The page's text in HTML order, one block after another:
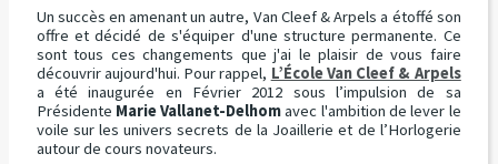
Un succès en amenant un autre, Van Cleef & Arpels a étoffé son
offre et décidé de s'équiper d'une structure permanente. Ce
sont tous ces changements que j'ai le plaisir de vous faire
découvrir aujourd'hui. Pour rappel, L’École Van Cleef & Arpels
a été inaugurée en Février 2012 sous l’impulsion de sa
Présidente Marie Vallanet-Delhomavec l'ambition de lever le
voile sur les univers secrets de la Joaillerie et de l’Horlogerie
autour de cours novateurs.